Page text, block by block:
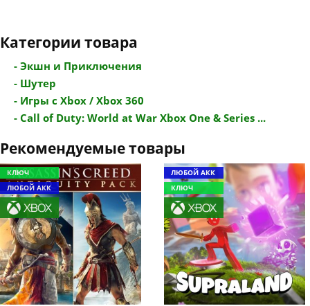
Категории товара
- Экшн и Приключения
- Шутер
- Игры с Xbox / Xbox 360
- Call of Duty: World at War Xbox One & Series ...
Рекомендуемые товары
КЛЮЧ
ЛЮБОЙ АКК
ЛЮБОЙ АКК
КЛЮЧ